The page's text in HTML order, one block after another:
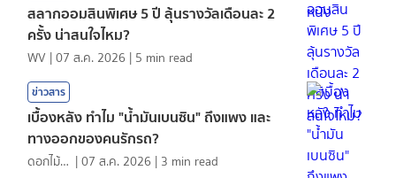
สลากออมสินพิเศษ 5 ปี ลุ้นรางวัลเดือนละ 2
ครั้ง น่าสนใจไหม?
WV |07 ส.ค. 2026 | 5 min read
ข่าวสาร
เบื้องหลัง ทำไม "น้ำมันเบนซิน" ถึงแพง และ
ทางออกของคนรักรถ?
ดอกไม้กับสายน้ำ |07 ส.ค. 2026 | 3 min read